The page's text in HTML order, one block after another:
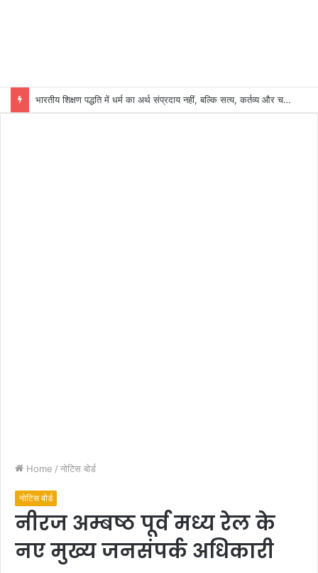
भारतीय शिक्षण पद्धति में धर्म का अर्थ संप्रदाय नहीं, बल्कि सत्य, कर्तव्य और चरित्र निर्माण है: विजय प्रकाश
Home / नोटिस बोर्ड
नोटिस बोर्ड
नीरज अम्बष्ठ पूर्व मध्य रेल के
नए मुख्य जनसंपर्क अधिकारी